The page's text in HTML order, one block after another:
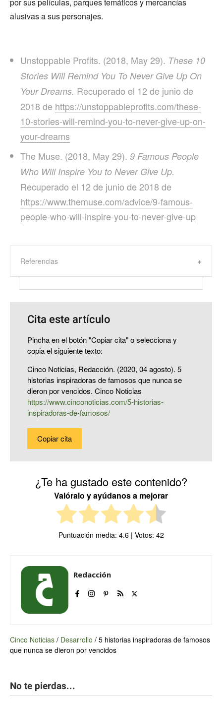
por sus películas, parques temáticos y mercancías
alusivas a sus personajes.
Unstoppable Profits. (2018, May 29). These 10
Stories Will Remind You To Never Give Up On
Your Dreams. Recuperado el 12 de junio de
2018 de https://unstoppableprofits.com/these-
10-stories-will-remind-you-to-never-give-up-on-
your-dreams
The Muse. (2018, May 29). 9 Famous People
Who Will Inspire You to Never Give Up.
Recuperado el 12 de junio de 2018 de
https://www.themuse.com/advice/9-famous-
people-who-will-inspire-you-to-never-give-up
Referencias
Cita este artículo
Pincha en el botón "Copiar cita" o selecciona y
copia el siguiente texto:
Cinco Noticias, Redacción. (2020, 04 agosto). 5
historias inspiradoras de famosos que nunca se
dieron por vencidos. Cinco Noticias
https://www.cinconoticias.com/5-historias-
inspiradoras-de-famosos/
Copiar cita
¿Te ha gustado este contenido?
Valóralo y ayúdanos a mejorar
Puntuación media: 4.6| Votos: 42
Redacción
Cinco Noticias / Desarrollo / 5 historias inspiradoras de famosos
que nunca se dieron por vencidos
No te pierdas...